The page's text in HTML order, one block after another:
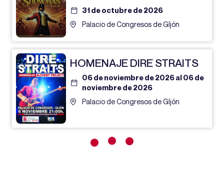
31 de octubre de 2026
Palacio de Congresos de GIjón
HOMENAJE DIRE STRAITS
06 de noviembre de 2026 al 06 de
noviembre de 2026
Palacio de Congresos de GIjón